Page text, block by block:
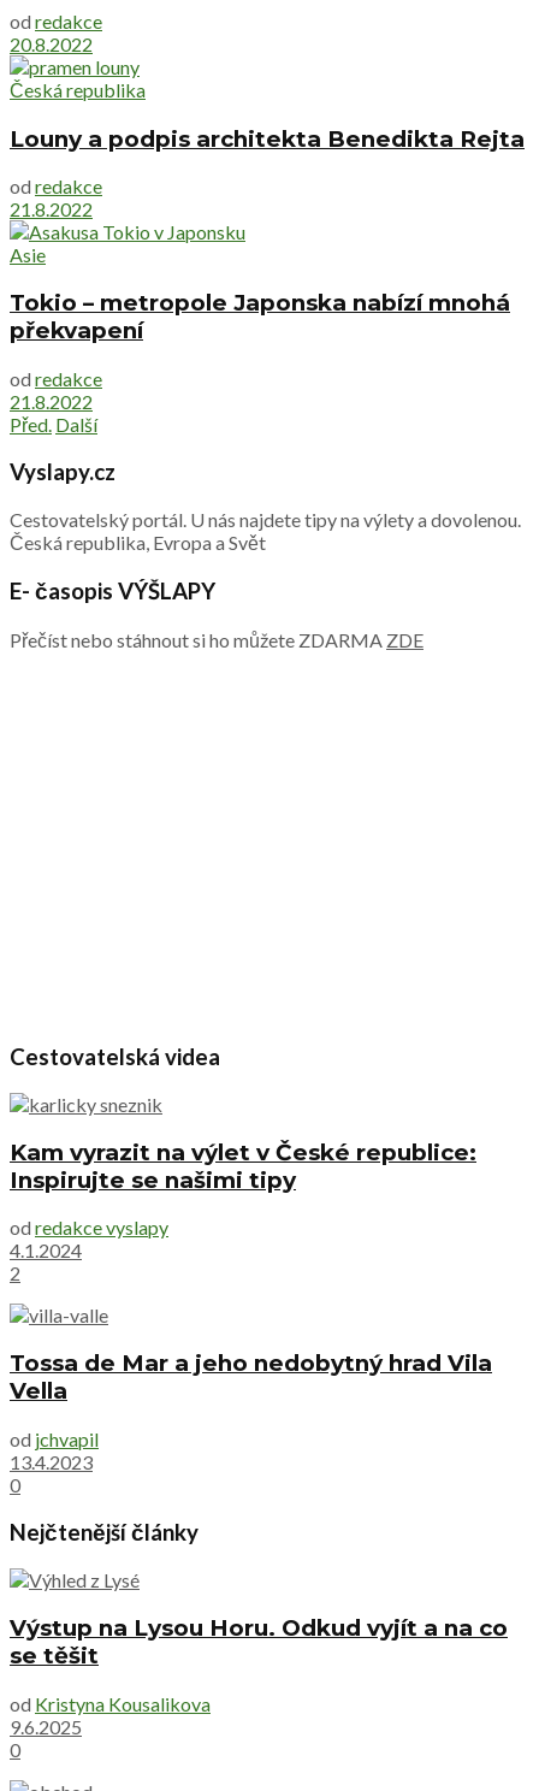
od redakce
20.8.2022
Česká republika
Louny a podpis architekta Benedikta Rejta
od redakce
21.8.2022
Asie
Tokio – metropole Japonska nabízí mnohá
překvapení
od redakce
21.8.2022
Před. Další
Vyslapy.cz
Cestovatelský portál. U nás najdete tipy na výlety a dovolenou.
Česká republika, Evropa a Svět
E- časopis VÝŠLAPY
Přečíst nebo stáhnout si ho můžete ZDARMA ZDE
Cestovatelská videa
Kam vyrazit na výlet v České republice:
Inspirujte se našimi tipy
od redakce vyslapy
4.1.2024
2
Tossa de Mar a jeho nedobytný hrad Vila
Vella
od jchvapil
13.4.2023
0
Nejčtenější články
Výstup na Lysou Horu. Odkud vyjít a na co
se těšit
od Kristyna Kousalikova
9.6.2025
0